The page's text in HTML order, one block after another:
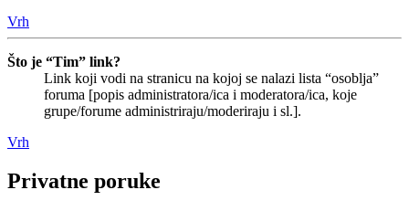
Vrh
Što je “Tim” link?
Link koji vodi na stranicu na kojoj se nalazi lista “osoblja”
foruma [popis administratora/ica i moderatora/ica, koje
grupe/forume administriraju/moderiraju i sl.].
Vrh
Privatne poruke